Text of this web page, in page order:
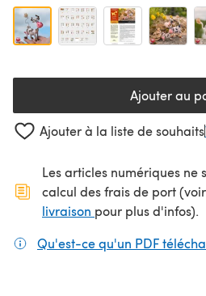
Ajouter au
Ajouter à la liste de souhaits
Les articles numériques ne
calcul des frais de port
livraison (s'ouvre dans un
pour plus d'infos).
Qu'est-ce qu'un PDF